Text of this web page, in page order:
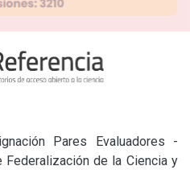
Pares Evaluadores -
de la Ciencia y